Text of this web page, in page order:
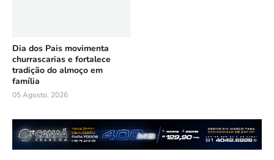
Dia dos Pais movimenta
churrascarias e fortalece
tradição do almoço em
família
05 Agosto, 2026